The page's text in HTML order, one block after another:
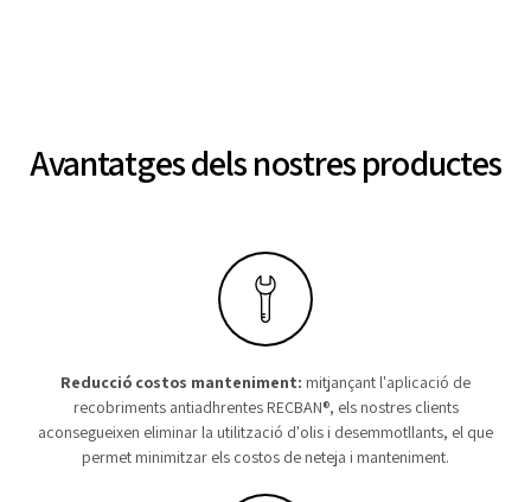
Avantatges dels nostres productes
Reducció costos manteniment: mitjançant l'aplicació de
recobriments antiadhrentes RECBAN®, els nostres clients
aconsegueixen eliminar la utilització d'olis i desemmotllants, el que
permet minimitzar els costos de neteja i manteniment.